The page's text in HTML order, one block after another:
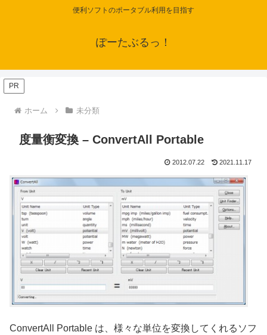
便利ソフトのポータブル利用を目指す
ぽーたぶるっ！
PR
ホーム 未分類
度量衡変換 – ConvertAll Portable
2012.07.22 2021.11.17
ConvertAll Portable は、様々な単位を変換してくれるソフ